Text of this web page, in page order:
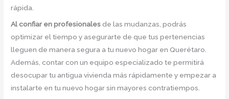
rápida.
Al confiar en profesionales de las mudanzas, podrás
optimizar el tiempo y asegurarte de que tus pertenencias
lleguen de manera segura a tu nuevo hogar en Querétaro.
Además, contar con un equipo especializado te permitirá
desocupar tu antigua vivienda más rápidamente y empezar a
instalarte en tu nuevo hogar sin mayores contratiempos.